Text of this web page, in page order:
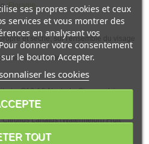
:Florame
et sèche, sur l'ensemble du visage
ou allaitante.
C12-16 Alcohols, Simmondsia
Acid, Caprylic/Capric Triglyceride,
Fruit Extract*, Aloe
Lanatus (Watermelon) Fruit
Extract, Pyrus Malus (Apple) Fruit
Helianthus Annuus (Sunflower)
ses propres cookies et ceux
services et vous montrer des
en analysant vos
donner votre consentement
le bouton Accepter.
les cookies
TOUT